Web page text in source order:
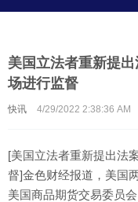
美国立法者重新提
场进行监督
快讯 4/29/2022 2:38:36 AM
[美国立法者重新提出法
督]金色财经报道，美国
美国商品期货交易委员